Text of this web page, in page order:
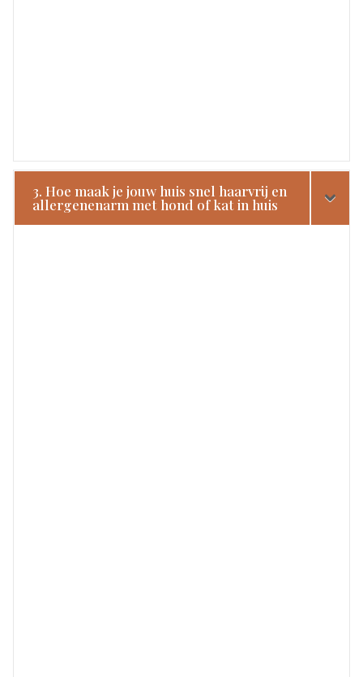
3. Hoe maak je jouw huis snel haarvrij en
allergenenarm met hond of kat in huis